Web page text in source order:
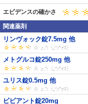
エビデンスの確かさ
関連薬剤
リンヴォック錠7.5mg 他
メトグルコ錠250mg 他
ユリス錠0.5mg 他
ビビアント錠20mg